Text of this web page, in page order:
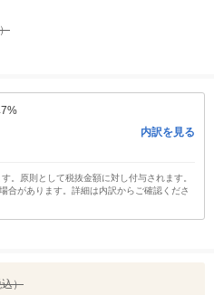
内訳を見る
。原則として税抜金額に対し付与されます。
合があります。詳細は内訳からご確認くださ
）